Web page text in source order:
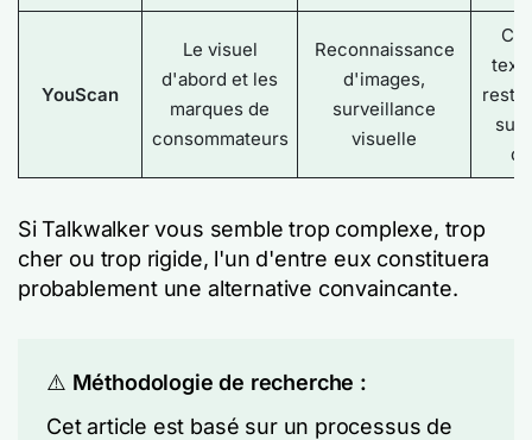
YouScan
Le visuel
d'abord et les
marques de
consommateurs
Reconnaissance
d'images,
surveillance
visuelle
sur
Si Talkwalker vous semble trop complexe, trop
cher ou trop rigide, l'un d'entre eux constituera
probablement une alternative convaincante.
⚠️ Méthodologie de recherche :
Cet article est basé sur un processus de